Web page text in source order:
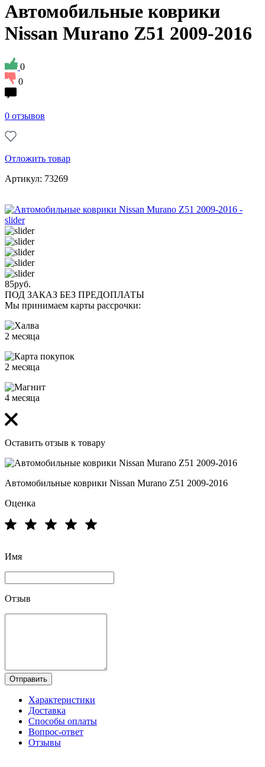
Автомобильные коврики
Nissan Murano Z51 2009-2016
0
0
0 отзывов
Отложить товар
Артикул: 73269
85руб.
ПОД ЗАКАЗ БЕЗ ПРЕДОПЛАТЫ
Мы принимаем карты рассрочки:
2 месяца
2 месяца
4 месяца
Оставить отзыв к товару
Автомобильные коврики Nissan Murano Z51 2009-2016
Оценка
Имя
Отзыв
Отправить
Характеристики
Доставка
Способы оплаты
Вопрос-ответ
Отзывы